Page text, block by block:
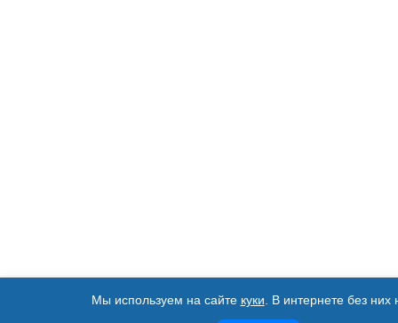
Мы используем на сайте куки . В интернете без них